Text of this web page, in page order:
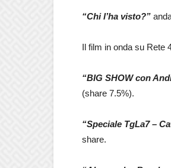
“Chi l’ha visto?”
Il film in onda su Rete
“BIG SHOW con
(share 7.5%).
“Speciale TgLa7 –
share.